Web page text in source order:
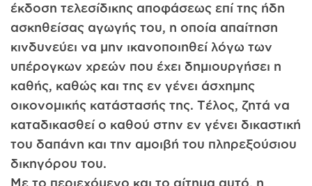
έκδοση τελεσίδικης αποφάσεως επί της ήδη
ασκηθείσας αγωγής του, η οποία απαίτηση
κινδυνεύει να μην ικανοποιηθεί λόγω των
υπέρογκων χρεών που έχει δημιουργήσει η
καθής, καθώς και της εν γένει άσχημης
οικονομικής κατάστασής της. Τέλος, ζητά να
καταδικασθεί ο καθού στην εν γένει δικαστική
του δαπάνη και την αμοιβή του πληρεξούσιου
δικηγόρου του.
Με το περιεχόμενο και το αίτημα αυτό, η